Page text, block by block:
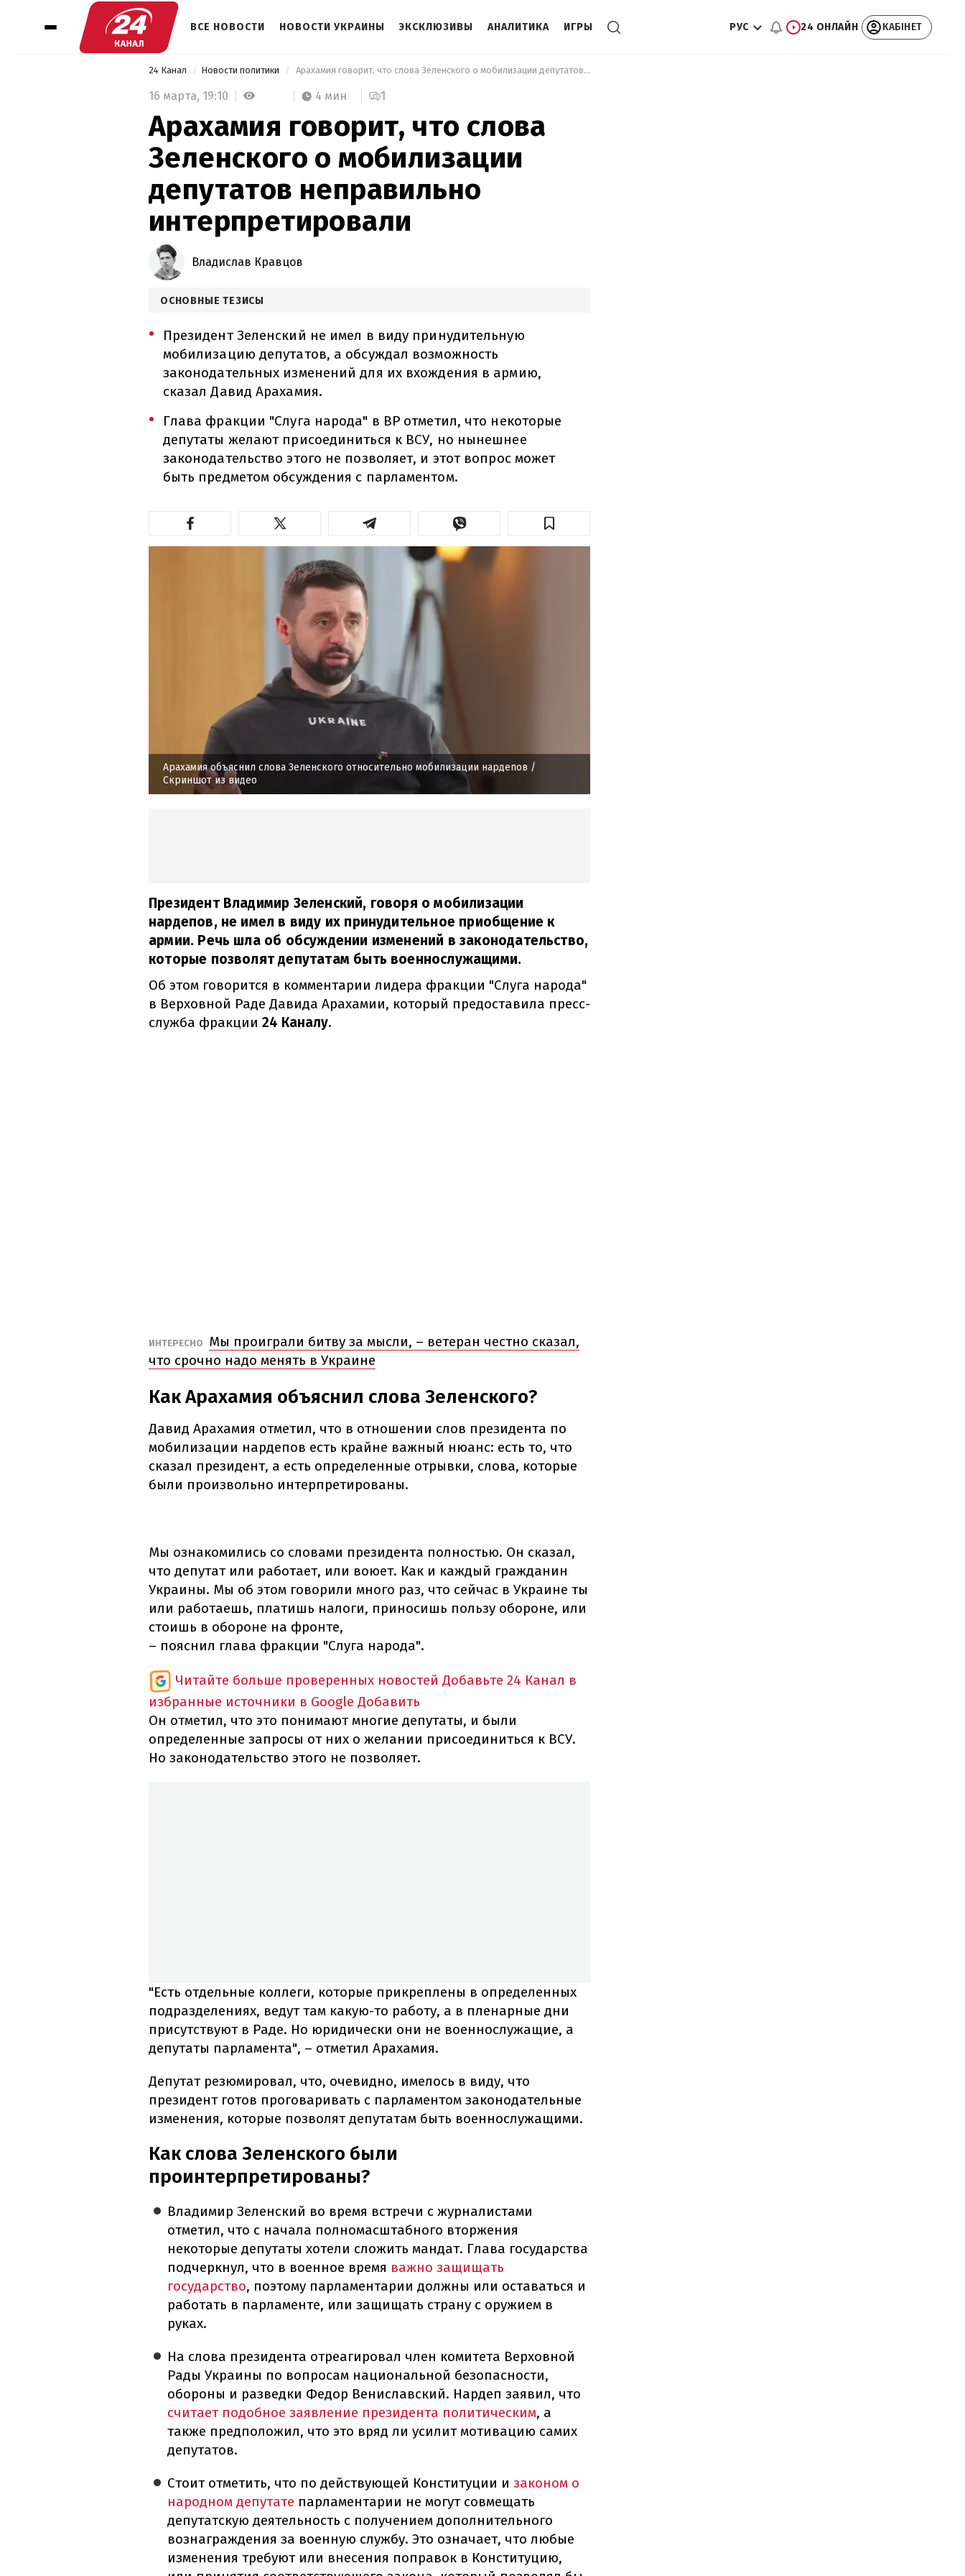
ВСЕ НОВОСТИ НОВОСТИ УКРАИНЫ ЭКСКЛЮЗИВЫ АНАЛИТИКА ИГРЫ РУС 24 ОНЛАЙН КАБІНЕТ
24 Канал Новости политики Арахамия говорит, что слова Зеленского о мобилизации депутатов неправильно интерпретировали
16 марта, 19:10 4 мин 1
Арахамия говорит, что слова
Зеленского о мобилизации
депутатов неправильно
интерпретировали
Владислав Кравцов
ОСНОВНЫЕ ТЕЗИСЫ
Президент Зеленский не имел в виду принудительную
мобилизацию депутатов, а обсуждал возможность
законодательных изменений для их вхождения в армию,
сказал Давид Арахамия.
Глава фракции "Слуга народа" в ВР отметил, что некоторые
депутаты желают присоединиться к ВСУ, но нынешнее
законодательство этого не позволяет, и этот вопрос может
быть предметом обсуждения с парламентом.
Арахамия объяснил слова Зеленского относительно мобилизации нардепов /
Скриншот из видео
Президент Владимир Зеленский, говоря о мобилизации
нардепов, не имел в виду их принудительное приобщение к
армии. Речь шла об обсуждении изменений в законодательство,
которые позволят депутатам быть военнослужащими.
Об этом говорится в комментарии лидера фракции "Слуга народа"
в Верховной Раде Давида Арахамии, который предоставила пресс-
служба фракции 24 Каналу.
ИНТЕРЕСНО
Мы проиграли битву за мысли, – ветеран честно сказал,
что срочно надо менять в Украине
Как Арахамия объяснил слова Зеленского?
Давид Арахамия отметил, что в отношении слов президента по
мобилизации нардепов есть крайне важный нюанс: есть то, что
сказал президент, а есть определенные отрывки, слова, которые
были произвольно интерпретированы.
Мы ознакомились со словами президента полностью. Он сказал,
что депутат или работает, или воюет. Как и каждый гражданин
Украины. Мы об этом говорили много раз, что сейчас в Украине ты
или работаешь, платишь налоги, приносишь пользу обороне, или
стоишь в обороне на фронте,
– пояснил глава фракции "Слуга народа".
Читайте больше проверенных новостей Добавьте 24 Канал в
избранные источники в Google Добавить
Он отметил, что это понимают многие депутаты, и были
определенные запросы от них о желании присоединиться к ВСУ.
Но законодательство этого не позволяет.
"Есть отдельные коллеги, которые прикреплены в определенных
подразделениях, ведут там какую-то работу, а в пленарные дни
присутствуют в Раде. Но юридически они не военнослужащие, а
депутаты парламента", – отметил Арахамия.
Депутат резюмировал, что, очевидно, имелось в виду, что
президент готов проговаривать с парламентом законодательные
изменения, которые позволят депутатам быть военнослужащими.
Как слова Зеленского были
проинтерпретированы?
Владимир Зеленский во время встречи с журналистами
отметил, что с начала полномасштабного вторжения
некоторые депутаты хотели сложить мандат. Глава государства
подчеркнул, что в военное время важно защищать
государство, поэтому парламентарии должны или оставаться и
работать в парламенте, или защищать страну с оружием в
руках.
На слова президента отреагировал член комитета Верховной
Рады Украины по вопросам национальной безопасности,
обороны и разведки Федор Вениславский. Нардеп заявил, что
считает подобное заявление президента политическим, а
также предположил, что это вряд ли усилит мотивацию самих
депутатов.
Стоит отметить, что по действующей Конституции изаконом о
народном депутате парламентарии не могут совмещать
депутатскую деятельность с получением дополнительного
вознаграждения за военную службу. Это означает, что любые
изменения требуют или внесения поправок в Конституцию,